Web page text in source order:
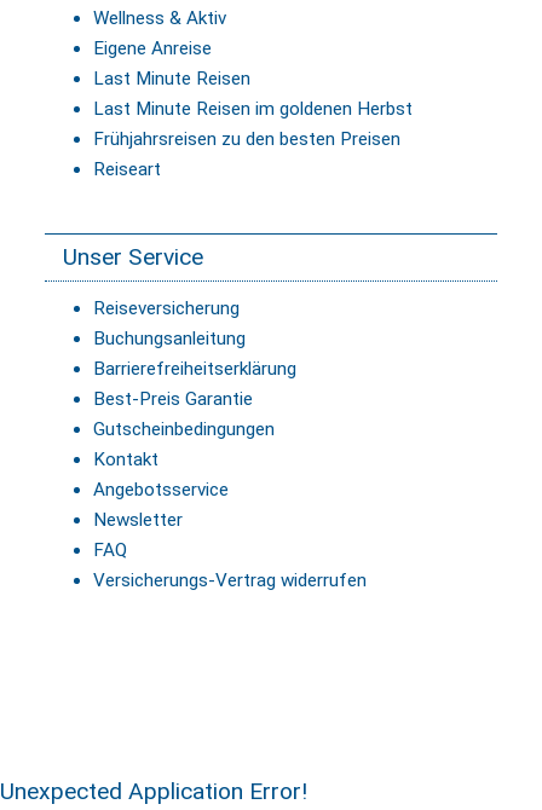
Wellness & Aktiv
Eigene Anreise
Last Minute Reisen
Last Minute Reisen im goldenen Herbst
Frühjahrsreisen zu den besten Preisen
Reiseart
Unser Service
Reiseversicherung
Buchungsanleitung
Barrierefreiheitserklärung
Best-Preis Garantie
Gutscheinbedingungen
Kontakt
Angebotsservice
Newsletter
FAQ
Versicherungs-Vertrag widerrufen
Unexpected Application Error!